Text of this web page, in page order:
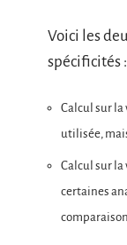
Voici les
spécificités :
Calcul sur la
utilisée,
Calcul sur la
certaines